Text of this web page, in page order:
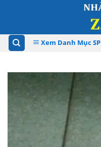
Xem Danh Mục SP